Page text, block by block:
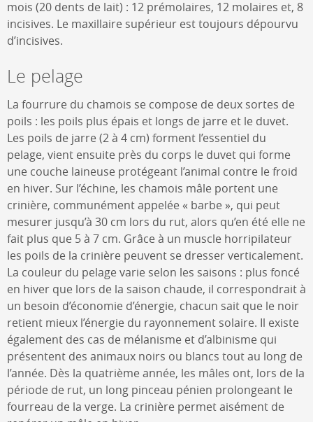
mois (20 dents de lait) : 12 prémolaires, 12 molaires et, 8
incisives. Le maxillaire supérieur est toujours dépourvu
d’incisives.
Le pelage
La fourrure du chamois se compose de deux sortes de
poils : les poils plus épais et longs de jarre et le duvet.
Les poils de jarre (2 à 4 cm) forment l’essentiel du
pelage, vient ensuite près du corps le duvet qui forme
une couche laineuse protégeant l’animal contre le froid
en hiver. Sur l’échine, les chamois mâle portent une
crinière, communément appelée « barbe », qui peut
mesurer jusqu’à 30 cm lors du rut, alors qu’en été elle ne
fait plus que 5 à 7 cm. Grâce à un muscle horripilateur
les poils de la crinière peuvent se dresser verticalement.
La couleur du pelage varie selon les saisons : plus foncé
en hiver que lors de la saison chaude, il correspondrait à
un besoin d’économie d’énergie, chacun sait que le noir
retient mieux l’énergie du rayonnement solaire. Il existe
également des cas de mélanisme et d’albinisme qui
présentent des animaux noirs ou blancs tout au long de
l’année. Dès la quatrième année, les mâles ont, lors de la
période de rut, un long pinceau pénien prolongeant le
fourreau de la verge. La crinière permet aisément de